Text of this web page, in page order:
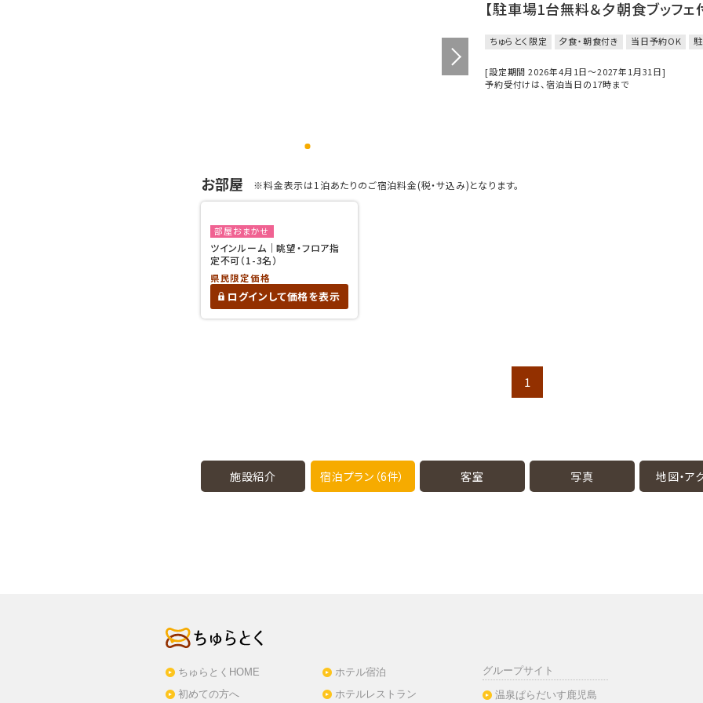
【駐車場1台無料＆夕朝食ブッフェ
ちゅらとく限定 夕食・朝食付き 当日予約OK
[設定期間 2026年4月1日～2027年1月31日]
予約受付けは、宿泊当日の17時まで
お部屋 ※料金表示は1泊あたりのご宿泊料金(税・サ込み)となります。
部屋おまかせ
ツインルーム｜眺望・フロア指
定不可（1-3名）
県民限定価格
ログインして価格を表示
1
施設紹介 宿泊プラン（6件） 客室 写真 地図・ア
ちゅらとくHOME
初めての方へ
ホテル宿泊
ホテルレストラン
グループサイト
温泉ぱらだいす鹿児島